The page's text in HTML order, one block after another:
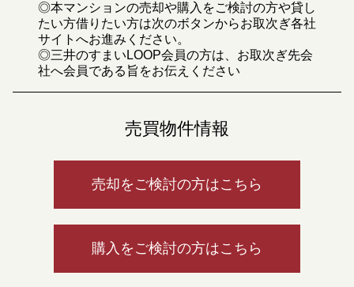
◎本マンションの売却や購入をご検討の方や貸し
たい方借りたい方は次のボタンからお取次ぎ各社
サイトへお進みください。
◎三井のすまいLOOP会員の方は、お取次ぎ先会
社へ会員である旨をお伝えください
売買物件情報
売却をご検討の方はこちら
購入をご検討の方はこちら